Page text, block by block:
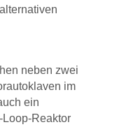
neben zwei
im
ein
Reaktor